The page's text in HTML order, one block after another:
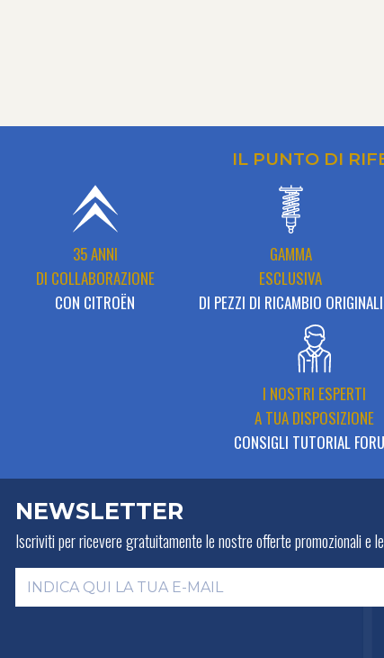
IL PUNTO DI
35 ANNI
DI COLLABORAZIONE
CON CITROËN
GAMMA
ESCLUSIVA
DI PEZZI DI RICAMBIO ORIGINALI
I NOSTRI ESPERTI
A TUA DISPOSIZIONE
CONSIGLI TUTORIAL
NEWSLETTER
Iscriviti per ricevere gratuitamentele nostre offerte promozionali e